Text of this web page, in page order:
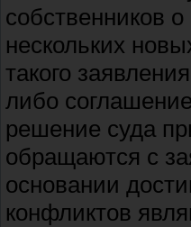
собственников
нескольких
такого
либо
решение суда
обращаются с
основании
конфликтов